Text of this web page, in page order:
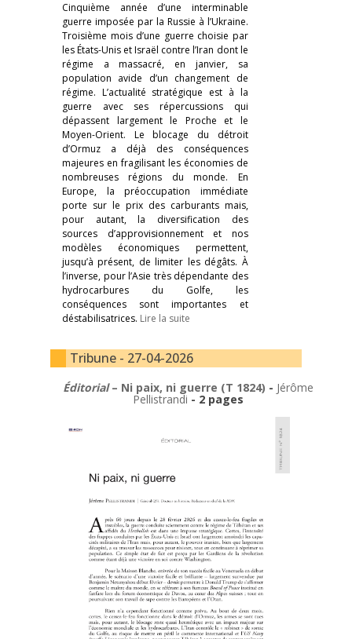
Cinquième année d’une interminable
guerre imposée par la Russie à l’Ukraine.
Troisième mois d’une guerre choisie par
les États-Unis et Israël contre l’Iran dont le
régime a massacré, en janvier, sa
population avide d’un changement de
régime. L’actualité stratégique est à la
guerre avec ses répercussions qui
dépassent largement le Proche et le
Moyen-Orient. Le blocage du détroit
d’Ormuz a déjà des conséquences
majeures en fragilisant les économies de
nombreuses régions du monde. En
Europe, la préoccupation immédiate
porte sur le prix des carburants mais,
pour autant, la diversification des
sources d’approvisionnement et nos
modèles économiques permettent,
jusqu’à présent, de limiter les dégâts. À
l’inverse, pour l’Asie très dépendante des
hydrocarbures du Golfe, les
conséquences sont importantes et
déstabilisatrices. Lire la suite
Tribune - 27-04-2026
Éditorial– Ni paix, ni guerre (T 1824) - Jérôme
Pellistrandi - 2 pages